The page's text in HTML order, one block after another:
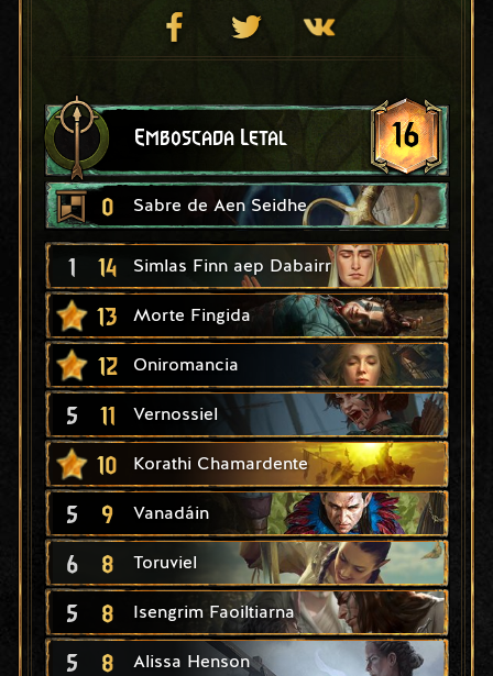
Emboscada Letal 16
0 Sabre de Aen Seidhe
1 14 Simlas Finn aep Dabairr
13 Morte Fingida
12 Oniromancia
5 11 Vernossiel
10 Korathi Chamardente
5 9 Vanadáin
6 8 Toruviel
5 8 Isengrim Faoiltiarna
5 8 Alissa Henson